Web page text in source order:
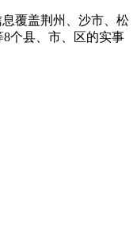
覆盖荆州、沙市、松
个县、市、区的实事